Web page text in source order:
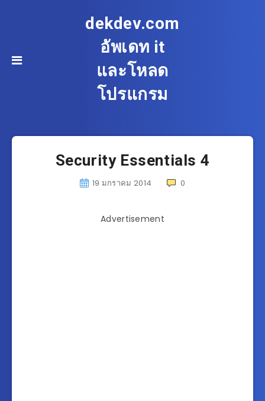
dekdev.com
อัพเดท it
และโหลด
โปรแกรม
Security Essentials 4
19 มกราคม 2014 0
Advertisement